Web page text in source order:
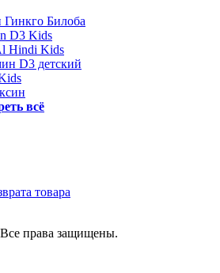
Билоба
D3 Kids
Hindi Kids
D3 детский
всё
товара
права защищены.